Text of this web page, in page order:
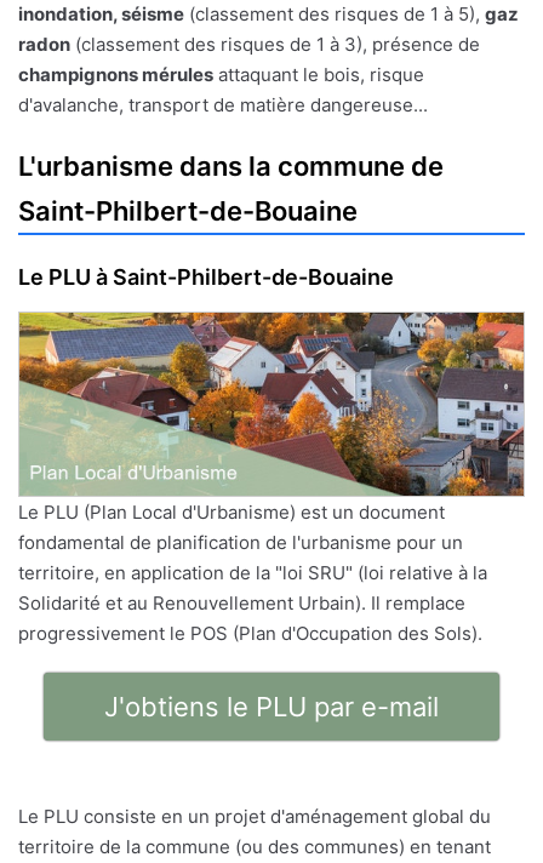
inondation, séisme (classement des risques de 1 à 5), gaz
radon (classement des risques de 1 à 3), présence de
champignons mérules attaquant le bois, risque
d'avalanche, transport de matière dangereuse...
L'urbanisme dans la commune de
Saint-Philbert-de-Bouaine
Le PLU à Saint-Philbert-de-Bouaine
Le PLU (Plan Local d'Urbanisme) est un document
fondamental de planification de l'urbanisme pour un
territoire, en application de la "loi SRU" (loi relative à la
Solidarité et au Renouvellement Urbain). Il remplace
progressivement le POS (Plan d'Occupation des Sols).
J'obtiens le PLU par e-mail
Le PLU consiste en un projet d'aménagement global du
territoire de la commune (ou des communes) en tenant